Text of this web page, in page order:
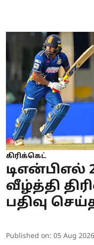
கிரிக்கெட்
டிஎன்பிஎல்
வீழ்த்தி
பதிவு
Published on: 05 Aug